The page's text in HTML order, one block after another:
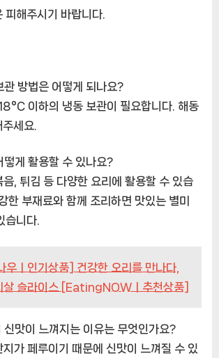
피해주시기 바랍니다.
관 방법은 어떻게 되나요?
이하의 냉동 보관이 필요합니다. 해동
세요.
떻게 활용할 수 있나요?
, 튀김 등 다양한 요리에 활용할 수 있습
한 부재료와 함께 조리하면 맛있는 별미
습니다.
우ㅣ인기상품] 건강한 오리를 만나다,
살 슬라이스 [EatingNOWㅣ추천상품]
신맛이 느껴지는 이유는 무엇인가요?
가 페루이기 때문에 신맛이 느껴질 수 있